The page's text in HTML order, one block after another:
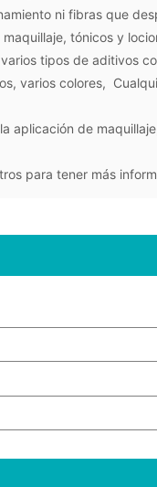
ni fibras que
tónicos y
tipos de aditivos
varios colores,
aplicación de
para tener más